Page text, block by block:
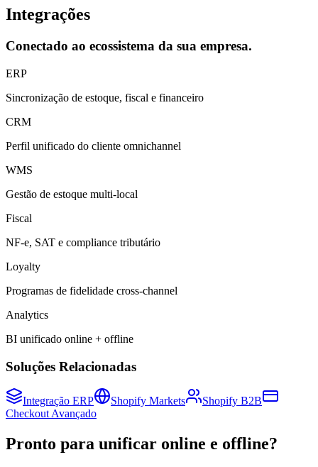
Integrações
Conectado ao ecossistema da sua empresa.
ERP
Sincronização de estoque, fiscal e financeiro
CRM
Perfil unificado do cliente omnichannel
WMS
Gestão de estoque multi-local
Fiscal
NF-e, SAT e compliance tributário
Loyalty
Programas de fidelidade cross-channel
Analytics
BI unificado online + offline
Soluções Relacionadas
Integração ERP Shopify Markets
Shopify B2B
Checkout Avançado
Pronto para unificar online e offline?